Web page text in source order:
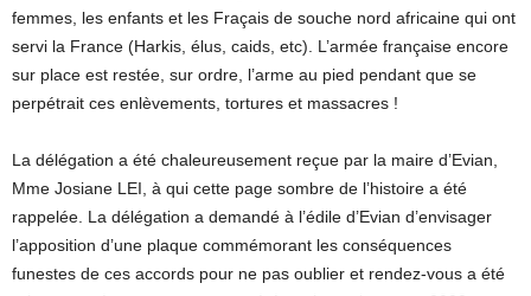
femmes, les enfants et les Fraçais de souche nord africaine qui ont
servi la France (Harkis, élus, caids, etc). L’armée française encore
sur place est restée, sur ordre, l’arme au pied pendant que se
perpétrait ces enlèvements, tortures et massacres !
La délégation a été chaleureusement reçue par la maire d’Evian,
Mme Josiane LEI, à qui cette page sombre de l’histoire a été
rappelée. La délégation a demandé à l’édile d’Evian d’envisager
l’apposition d’une plaque commémorant les conséquences
funestes de ces accords pour ne pas oublier et rendez-vous a été